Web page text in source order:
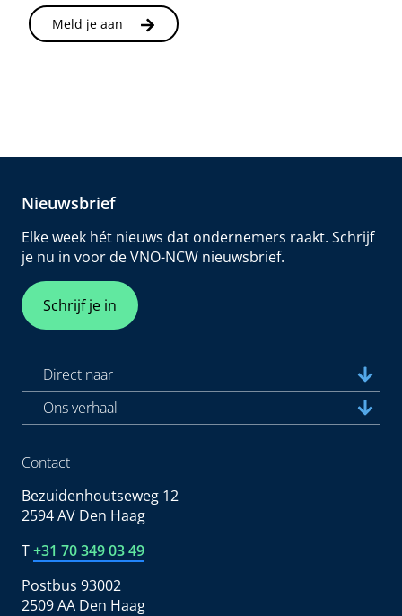
Meld je aan
Nieuwsbrief
Elke week hét nieuws dat ondernemers raakt. Schrijf
je nu in voor de VNO-NCW nieuwsbrief.
Schrijf je in
Direct naar
Ons verhaal
Contact
Bezuidenhoutseweg 12
2594 AV Den Haag
T+31 70 349 03 49
Postbus 93002
2509 AA Den Haag